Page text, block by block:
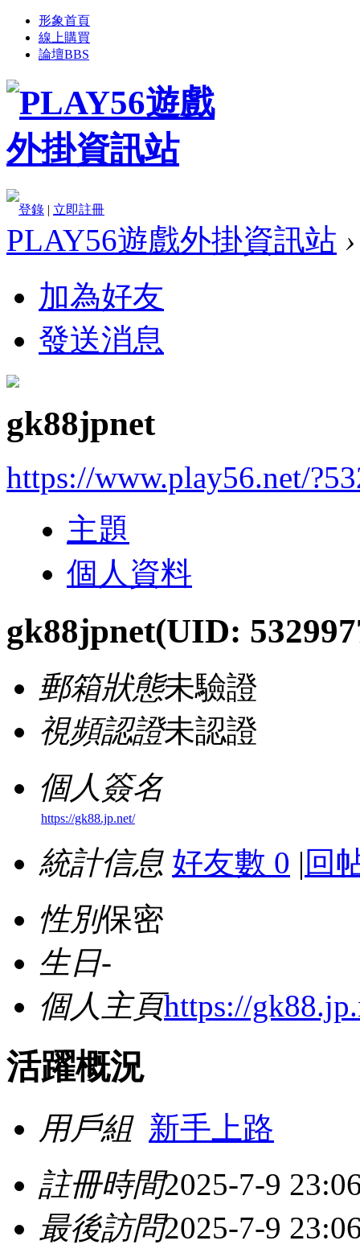
形象首頁
線上購買
論壇BBS
登錄 | 立即註冊
PLAY56遊戲外掛資訊站 ›
加為好友
發送消息
gk88jpnet
https://www.play56.net/
主題
個人資料
gk88jpnet(UID:
郵箱狀態未驗證
視頻認證未認證
個人簽名
https://gk88.jp.net/
統計信息 好友數 0 | 回
性別保密
生日-
個人主頁https://
活躍概況
用戶組 新手上路
註冊時間2025-7-9
最後訪問2025-7-9